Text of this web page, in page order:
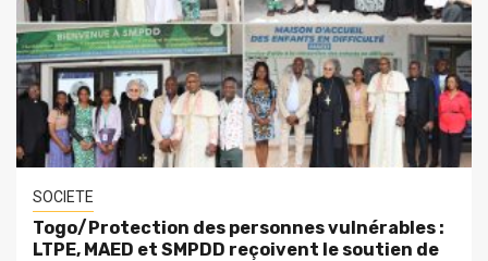
SOCIETE
Togo/Protection des personnes vulnérables :
LTPE, MAED et SMPDD reçoivent le soutien de